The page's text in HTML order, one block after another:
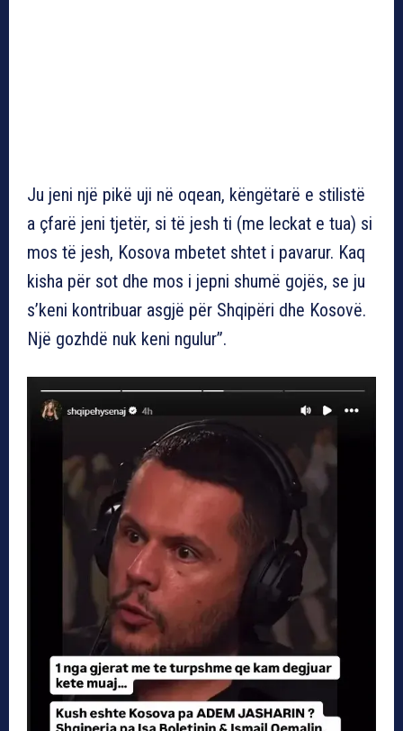
Ju jeni një pikë uji në oqean, këngëtarë e stilistë
a çfarë jeni tjetër, si të jesh ti (me leckat e tua) si
mos të jesh, Kosova mbetet shtet i pavarur. Kaq
kisha për sot dhe mos i jepni shumë gojës, se ju
s’keni kontribuar asgjë për Shqipëri dhe Kosovë.
Një gozhdë nuk keni ngulur”.